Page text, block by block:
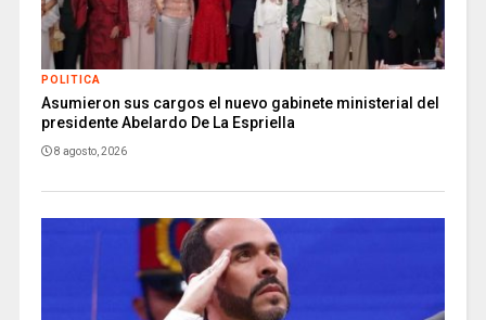
POLITICA
Asumieron sus cargos el nuevo gabinete ministerial del
presidente Abelardo De La Espriella
8 agosto, 2026